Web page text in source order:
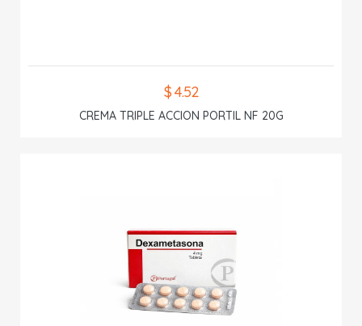
$ 4.52
CREMA TRIPLE ACCION PORTIL NF 20G